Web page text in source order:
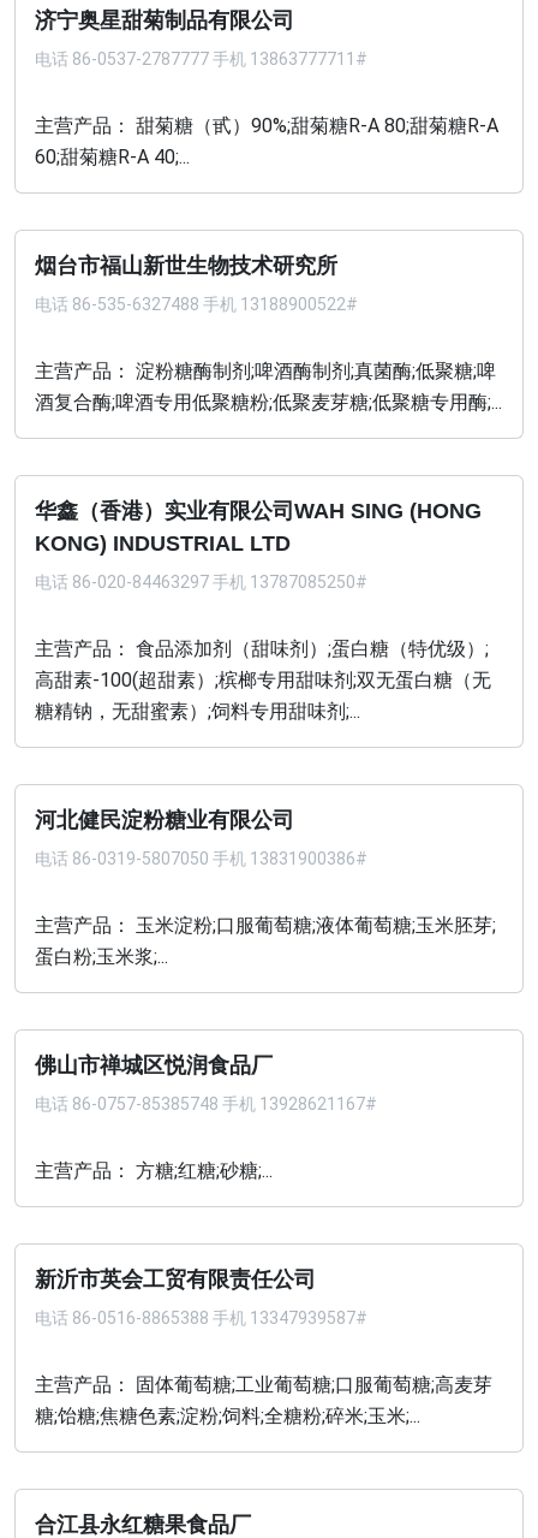
济宁奥星甜菊制品有限公司
电话 86-0537-2787777 手机 13863777711#
主营产品： 甜菊糖（甙）90%;甜菊糖R-A 80;甜菊糖R-A
60;甜菊糖R-A 40;...
烟台市福山新世生物技术研究所
电话 86-535-6327488 手机 13188900522#
主营产品： 淀粉糖酶制剂;啤酒酶制剂;真菌酶;低聚糖;啤
酒复合酶;啤酒专用低聚糖粉;低聚麦芽糖;低聚糖专用酶;...
华鑫（香港）实业有限公司WAH SING (HONG
KONG) INDUSTRIAL LTD
电话 86-020-84463297 手机 13787085250#
主营产品： 食品添加剂（甜味剂）;蛋白糖（特优级）;
高甜素-100(超甜素）;槟榔专用甜味剂;双无蛋白糖（无
糖精钠，无甜蜜素）;饲料专用甜味剂;...
河北健民淀粉糖业有限公司
电话 86-0319-5807050 手机 13831900386#
主营产品： 玉米淀粉;口服葡萄糖;液体葡萄糖;玉米胚芽;
蛋白粉;玉米浆;...
佛山市禅城区悦润食品厂
电话 86-0757-85385748 手机 13928621167#
主营产品： 方糖;红糖;砂糖;...
新沂市英会工贸有限责任公司
电话 86-0516-8865388 手机 13347939587#
主营产品： 固体葡萄糖;工业葡萄糖;口服葡萄糖;高麦芽
糖;饴糖;焦糖色素;淀粉;饲料;全糖粉;碎米;玉米;...
合江县永红糖果食品厂